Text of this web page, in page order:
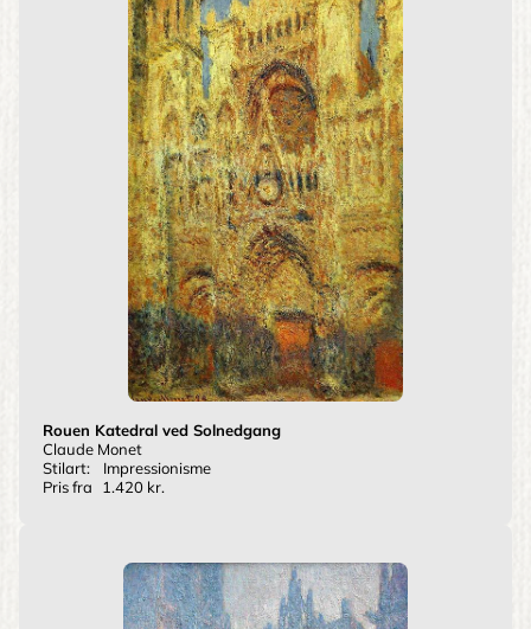
Rouen Katedral ved Solnedgang
Claude Monet
Stilart:
Impressionisme
Pris fra
1.420 kr.